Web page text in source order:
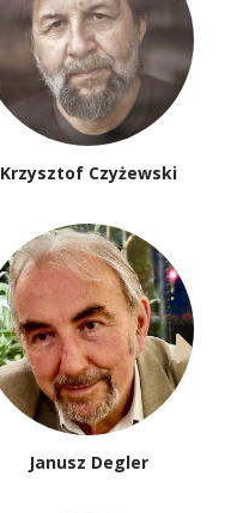
Krzysztof Czyżewski
Janusz Degler